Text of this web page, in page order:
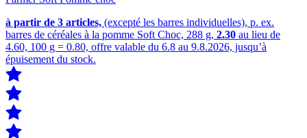
à partir de 3 articles, (excepté les barres individuelles), p. ex.
barres de céréales à la pomme Soft Choc, 288 g, 2.30 au lieu de
4.60, 100 g = 0.80, offre valable du 6.8 au 9.8.2026, jusqu’à
épuisement du stock.